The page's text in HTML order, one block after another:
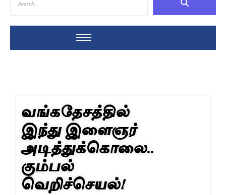
வங்கதேசத்தில்
இந்து இளைஞர்
அடித்துக்கொலை..
கும்பல்
வெறிச்செயல்!